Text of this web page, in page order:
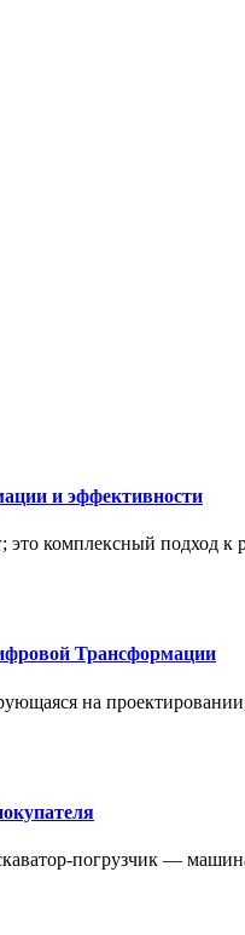
и эффективности
это комплексный подход к
Трансформации
на
погрузчик —